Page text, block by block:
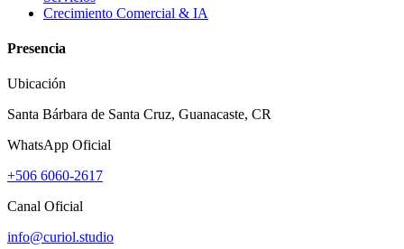
Crecimiento Comercial & IA
Presencia
Ubicación
Santa Bárbara de Santa Cruz, Guanacaste, CR
WhatsApp Oficial
+506 6060-2617
Canal Oficial
info@curiol.studio